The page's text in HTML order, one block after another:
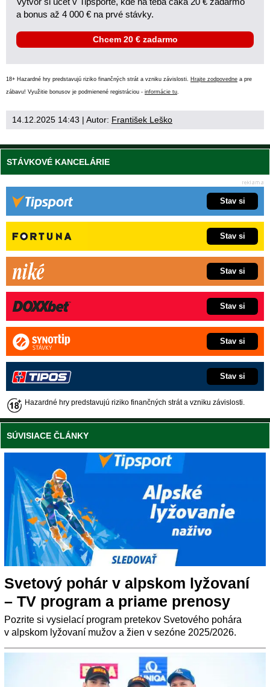
a bonus až 4 000 € na prvé stávky.
Chcem 20 € zadarmo
18+ Hazardné hry predstavujú riziko finančných strát a vzniku závislosti. Hrajte zodpovedne a pre
zábavu! Využitie bonusov je podmienené registráciou - informácie tu
14.12.2025 14:43 | Autor: František Leško
STÁVKOVÉ KANCELÁRIE
Stav si
Stav si
Stav si
Stav si
Stav si
Stav si
Hazardné hry predstavujú riziko finančných strát a vzniku závislosti.
SÚVISIACE ČLÁNKY
Svetový pohár v alpskom lyžovaní
– TV program a priame prenosy
Pozrite si vysielací program pretekov Svetového pohára
v alpskom lyžovaní mužov a žien v sezóne 2025/2026.